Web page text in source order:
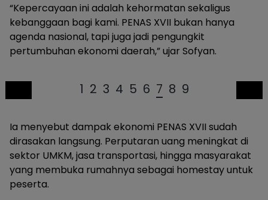
“Kepercayaan ini adalah kehormatan sekaligus
kebanggaan bagi kami. PENAS XVII bukan hanya
agenda nasional, tapi juga jadi pengungkit
pertumbuhan ekonomi daerah,” ujar Sofyan.
1 2 3 4 5 6 7 8 9
Ia menyebut dampak ekonomi PENAS XVII sudah
dirasakan langsung. Perputaran uang meningkat di
sektor UMKM, jasa transportasi, hingga masyarakat
yang membuka rumahnya sebagai homestay untuk
peserta.